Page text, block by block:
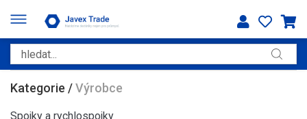
Kategorie /Výrobce
Spojky a rychlospojky